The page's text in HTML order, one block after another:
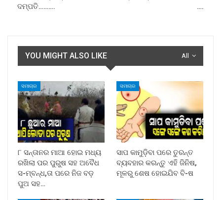
ଦମ୍ପତି……….
….
All
YOU MIGHT ALSO LIKE
ସମାଚାର
୮ ସନ୍ତାନର ମାଆ ହୋଇ ମଧ୍ୟ
ରଖିଲା ପର ପୁରୁଷ ସହ ଅବୈଧ
ସ-ମ୍ବନ୍ଧ,ତା ପରେ ନିଜ ବଡ଼
ପୁଅ ସହ…
ସମାଚାର
ସାପ କାମୁଡ଼ିବା ପରେ ତୁରନ୍ତ
ବ୍ୟବହାର କରନ୍ତୁ ଏହି ଜିନିଷ,
ମୂଳରୁ ଶେଷ ହୋଇଯିବ ବି-ଷ